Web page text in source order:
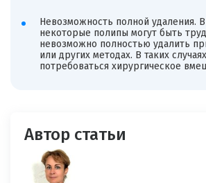
Невозможность полной удаления.
некоторые полипы могут быть
невозможно полностью удалить
или других методах. В таких
потребоваться хирургическое
Автор статьи